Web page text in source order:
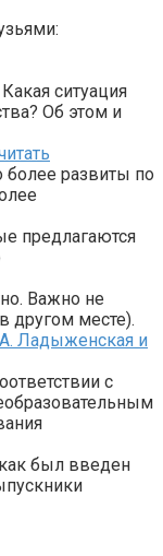
ситуация
Об этом и
более развиты по
предлагаются
Важно не
другом месте).
Ладыженская и
с
был введен